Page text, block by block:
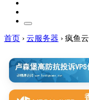
首页 › 云服务器 › 疯鱼